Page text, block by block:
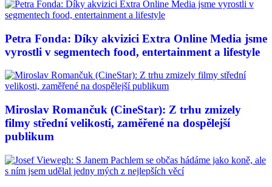
Petra Fonda: Díky akvizici Extra Online Media jsme
vyrostli v segmentech food, entertainment a lifestyle
Miroslav Romančuk (CineStar): Z trhu zmizely
filmy střední velikosti, zaměřené na dospělejší
publikum